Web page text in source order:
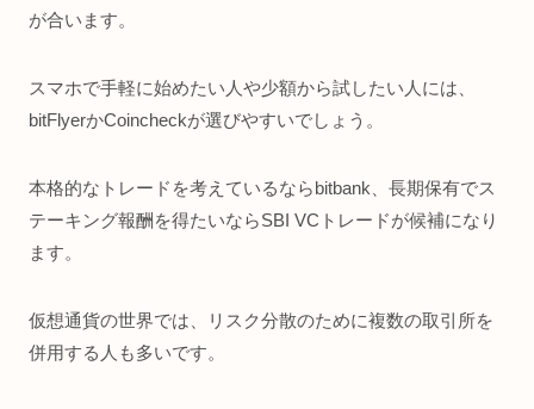
が合います。
スマホで手軽に始めたい人や少額から試したい人には、
bitFlyerかCoincheckが選びやすいでしょう。
本格的なトレードを考えているならbitbank、長期保有でス
テーキング報酬を得たいならSBI VCトレードが候補になり
ます。
仮想通貨の世界では、リスク分散のために複数の取引所を
併用する人も多いです。